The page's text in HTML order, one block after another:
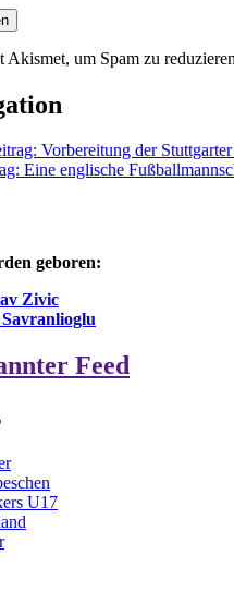
Akismet, um Spam zu
Vorbereitung der
Eine englische
geboren:
Zivic
Feed
U17